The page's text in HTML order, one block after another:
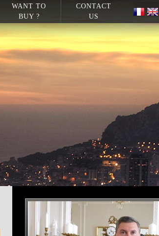
WANT TO
BUY ?
CONTACT
US